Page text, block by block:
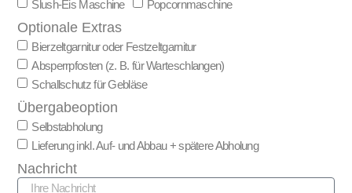
Slush-Eis Maschine Popcornmaschine
Optionale Extras
Bierzeltgarnitur oder Festzeltgarnitur
Absperrpfosten (z. B. für Warteschlangen)
Schallschutz für Gebläse
Übergabeoption
Selbstabholung
Lieferung inkl. Auf- und Abbau + spätere Abholung
Nachricht